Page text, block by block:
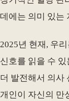
데에는 의미 있는
2025년 현재, 우
신호를 읽을 수
더 발전해서 의사
개인이 자신의 만